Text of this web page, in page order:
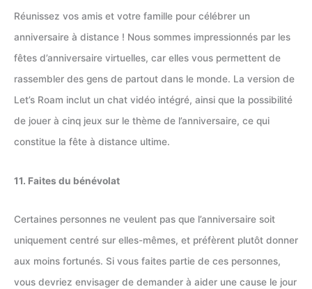
Réunissez vos amis et votre famille pour célébrer un
anniversaire à distance ! Nous sommes impressionnés par les
fêtes d’anniversaire virtuelles, car elles vous permettent de
rassembler des gens de partout dans le monde. La version de
Let’s Roam inclut un chat vidéo intégré, ainsi que la possibilité
de jouer à cinq jeux sur le thème de l’anniversaire, ce qui
constitue la fête à distance ultime.
11. Faites du bénévolat
Certaines personnes ne veulent pas que l’anniversaire soit
uniquement centré sur elles-mêmes, et préfèrent plutôt donner
aux moins fortunés. Si vous faites partie de ces personnes,
vous devriez envisager de demander à aider une cause le jour